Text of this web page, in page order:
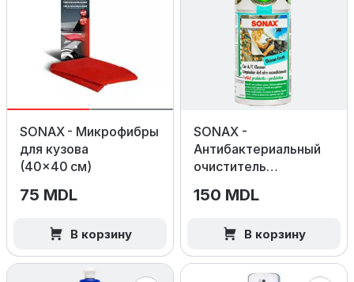
SONAX - Микрофибры
для кузова
(40×40 см)
75 MDL
В корзину
SONAX -
Антибактериальный
очиститель
Fresh
150 MDL
В корзину